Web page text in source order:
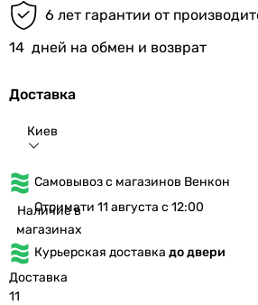
6 лет гарантии от
14 дней на обмен и возврат
Доставка
Киев
Самовывоз с магазинов Венкон
Наличие в
магазинах
Отримати 11 августа с 12:00
Курьерская доставка до двери
Доставка
11